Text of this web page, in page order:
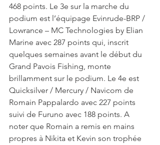
468 points. Le 3e sur la marche du
podium est l’équipage Evinrude-BRP /
Lowrance – MC Technologies by Elian
Marine avec 287 points qui, inscrit
quelques semaines avant le début du
Grand Pavois Fishing, monte
brillamment sur le podium. Le 4e est
Quicksilver / Mercury / Navicom de
Romain Pappalardo avec 227 points
suivi de Furuno avec 188 points. A
noter que Romain a remis en mains
propres à Nikita et Kevin son trophée